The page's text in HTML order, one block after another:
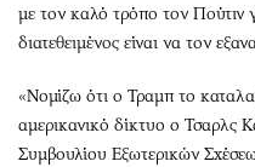
με τον καλό τρόπο τον Πούτιν
διατεθειμένος είναι να τον
«Νομίζω ότι ο Τραμπ το
αμερικανικό δίκτυο ο Τσαρλς
Συμβουλίου Εξωτερικών